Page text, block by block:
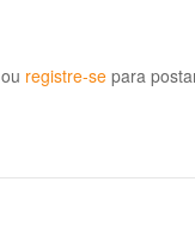
ou registre-se para